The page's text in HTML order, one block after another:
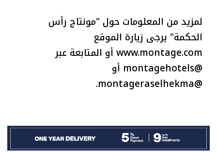
لمزيد من المعلومات حول "مونتاج رأس
الحكمة" يرجى زيارة الموقع
www.montage.com أو المتابعة عبر
@montagehotels أو
@montageraselhekma.